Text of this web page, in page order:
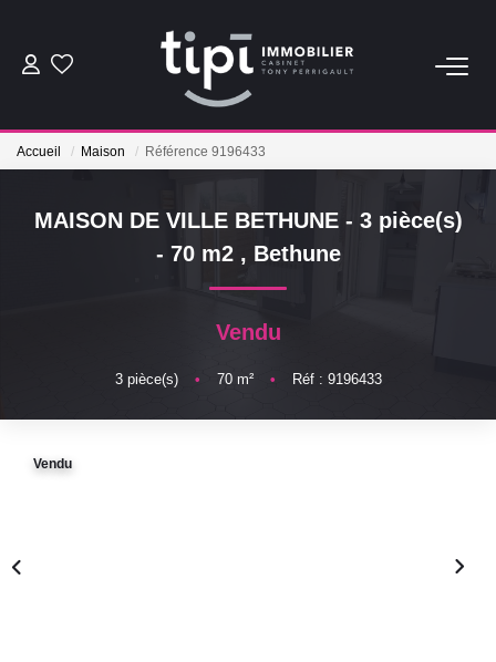
ACHETER
Nos Biens Locations
Nos Biens Loués
VENDRE
Accueil Maison Référence 9196433
MAISON DE VILLE BETHUNE - 3 pièce(s)
- 70 m2 , Bethune
Vendu
3pièce(s) • 70m² • Réf : 9196433
Vendu